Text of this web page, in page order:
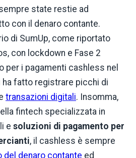
state restie ad
con il denaro contante.
di SumUp, come riportato
con lockdown e Fase 2
per i pagamenti cashless nel
fatto registrare picchi di
transazioni digitali. Insomma,
fintech specializzata in
e soluzioni di pagamento per
, il cashless è sempre
del denaro contante ed